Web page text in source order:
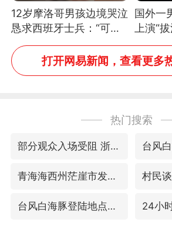
12岁摩洛哥男孩边境哭泣
恳求西班牙士兵：“可不
可以不要把我遣返回国”
国外一
上演“
铁棒敲
打开网易新闻，查看更多
热门搜索
部分观众入场受阻 浙江省博物馆致歉
青海海西州茫崖市发生3.1级地震
台风白海豚登陆地点更新